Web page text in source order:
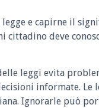
e capirne il
cittadino deve
leggi evita
informate. Le
Ignorarle può